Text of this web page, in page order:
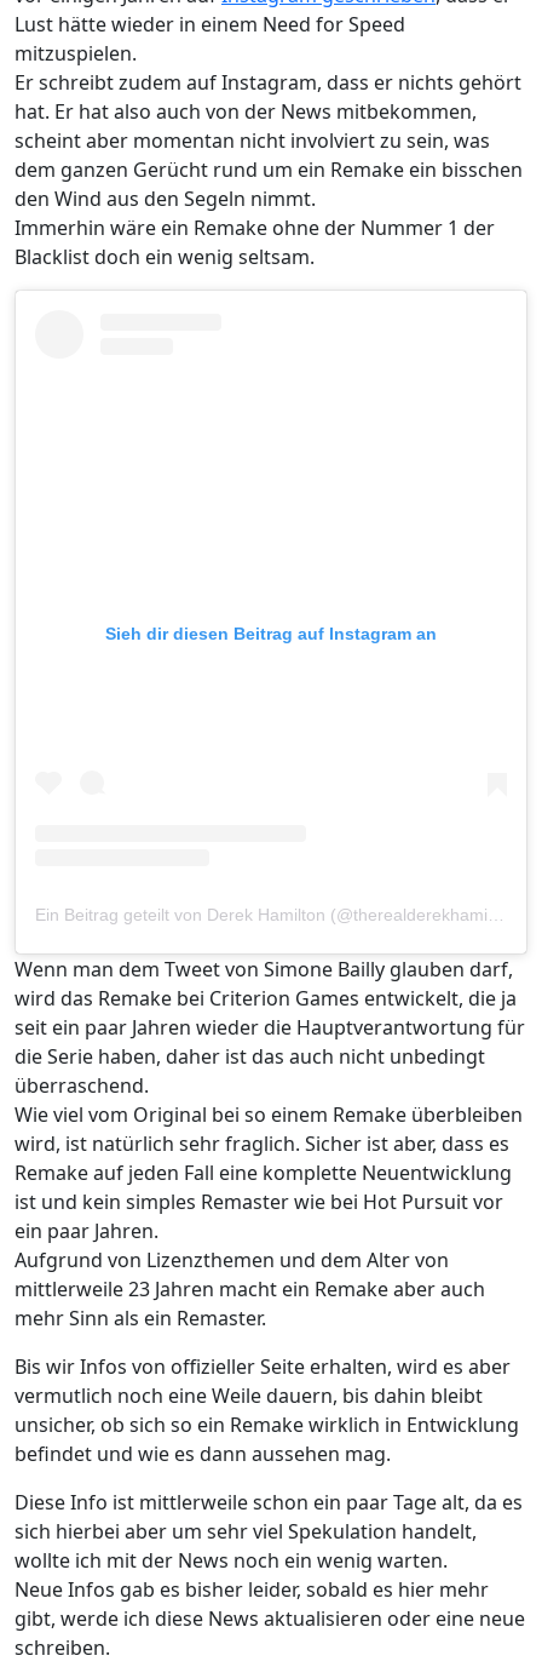
Lust hätte wieder in einem Need for Speed
mitzuspielen.
Er schreibt zudem auf Instagram, dass er nichts gehört
hat. Er hat also auch von der News mitbekommen,
scheint aber momentan nicht involviert zu sein, was
dem ganzen Gerücht rund um ein Remake ein bisschen
den Wind aus den Segeln nimmt.
Immerhin wäre ein Remake ohne der Nummer 1 der
Blacklist doch ein wenig seltsam.
Sieh dir diesen Beitrag auf Instagram an
Wenn man dem Tweet von Simone Bailly glauben darf,
wird das Remake bei Criterion Games entwickelt, die ja
seit ein paar Jahren wieder die Hauptverantwortung für
die Serie haben, daher ist das auch nicht unbedingt
überraschend.
Wie viel vom Original bei so einem Remake überbleiben
wird, ist natürlich sehr fraglich. Sicher ist aber, dass es
Remake auf jeden Fall eine komplette Neuentwicklung
ist und kein simples Remaster wie bei Hot Pursuit vor
ein paar Jahren.
Aufgrund von Lizenzthemen und dem Alter von
mittlerweile 23 Jahren macht ein Remake aber auch
mehr Sinn als ein Remaster.
Bis wir Infos von offizieller Seite erhalten, wird es aber
vermutlich noch eine Weile dauern, bis dahin bleibt
unsicher, ob sich so ein Remake wirklich in Entwicklung
befindet und wie es dann aussehen mag.
Diese Info ist mittlerweile schon ein paar Tage alt, da es
sich hierbei aber um sehr viel Spekulation handelt,
wollte ich mit der News noch ein wenig warten.
Neue Infos gab es bisher leider, sobald es hier mehr
gibt, werde ich diese News aktualisieren oder eine neue
schreiben.